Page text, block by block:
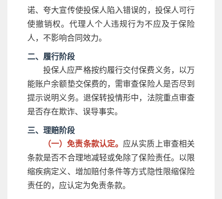
诺、夸大宣传使投保人陷入错误的，投保人可行
使撤销权。代理人个人违规行为不应及于保险
人，不影响合同效力。
二、履行阶段
投保人应严格按约履行交付保费义务，以万
能账户余额垫交保费的，需审查保险人是否尽到
提示说明义务。退保转投情形中，法院重点审查
是否存在欺诈、误导事实。
三、理赔阶段
（一）免责条款认定。 应从实质上审查相关
条款是否不合理地减轻或免除了保险责任。以限
缩疾病定义、增加赔付条件等方式隐性限缩保险
责任的，应认定为免责条款。